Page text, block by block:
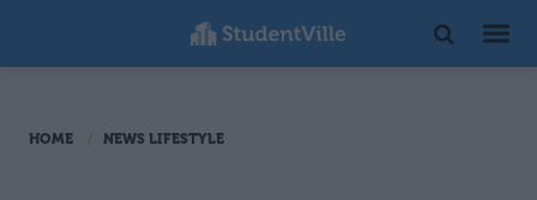
HOME NEWS LIFESTYLE